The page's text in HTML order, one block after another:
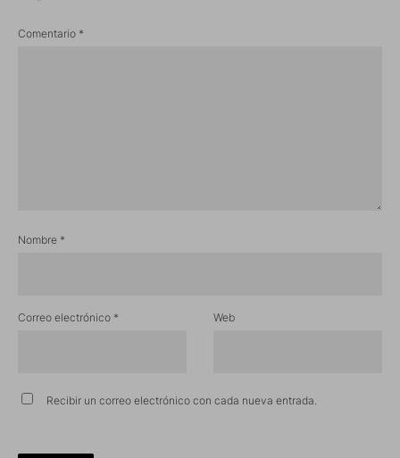
Comentario *
Nombre *
Correo electrónico * Web
Recibir un correo electrónico con cada nueva entrada.